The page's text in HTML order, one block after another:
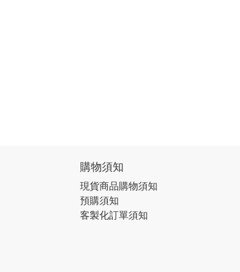
購物須知
現貨商品購物須知
預購須知
客製化訂單須知